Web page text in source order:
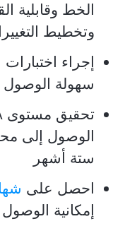
الخط وقابلية
وتخطيط
إجراء
سهولة الوصول
ستة أشهر
احصل على
إمكانية الوصول